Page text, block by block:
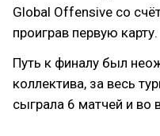
Global Offensive со
проиграв первую карту.
Путь к финалу был
коллектива, за весь
сыграла 6 матчей и во